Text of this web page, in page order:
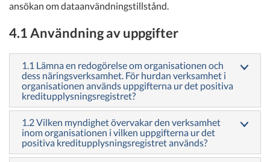
ansökan om dataanvändningstillstånd.
4.1 Användning av uppgifter
1.1 Lämna en redogörelse om organisationen och
dess näringsverksamhet. För hurdan verksamhet i
organisationen används uppgifterna ur det positiva
kreditupplysningsregistret?
1.2 Vilken myndighet övervakar den verksamhet
inom organisationen i vilken uppgifterna ur det
positiva kreditupplysningsregistret används?